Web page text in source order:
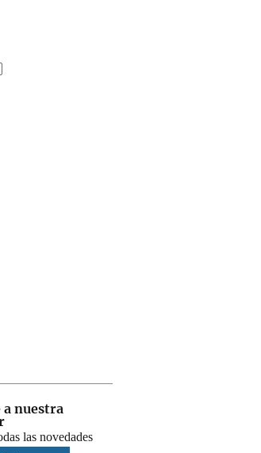
nuestra
las novedades